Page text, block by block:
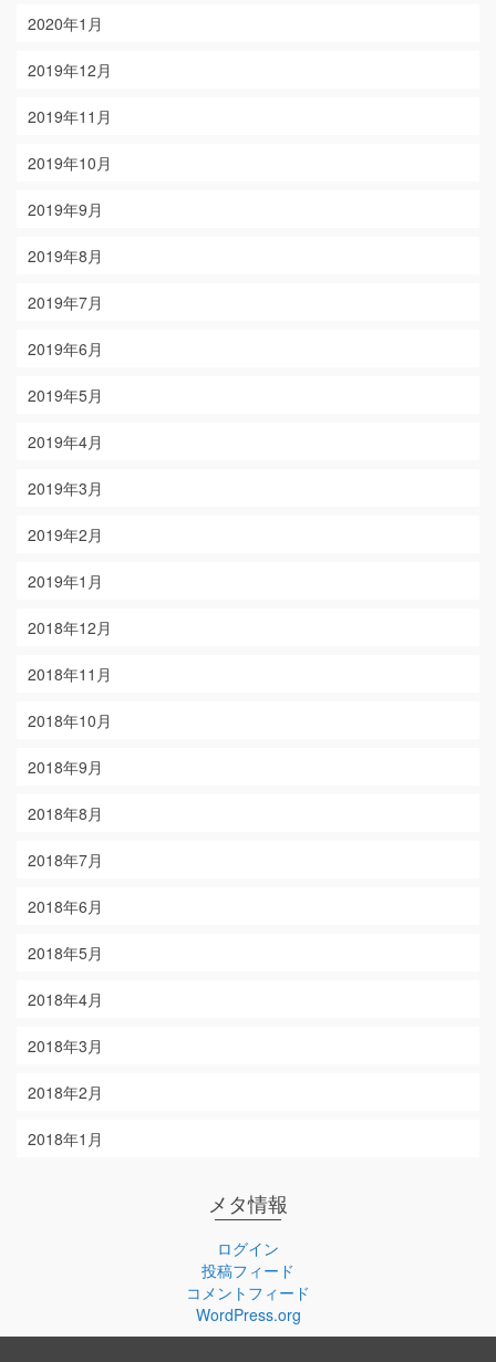
2020年1月
2019年12月
2019年11月
2019年10月
2019年9月
2019年8月
2019年7月
2019年6月
2019年5月
2019年4月
2019年3月
2019年2月
2019年1月
2018年12月
2018年11月
2018年10月
2018年9月
2018年8月
2018年7月
2018年6月
2018年5月
2018年4月
2018年3月
2018年2月
2018年1月
メタ情報
ログイン
投稿フィード
コメントフィード
WordPress.org